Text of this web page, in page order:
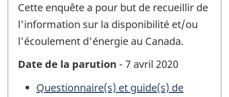
Cette enquête a pour but de recueillir de
l'information sur la disponibilité et/ou
l'écoulement d'énergie au Canada.
Date de la parution - 7 avril 2020
Questionnaire(s) et guide(s) de